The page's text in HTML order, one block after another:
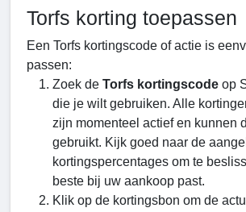
Torfs korting toepassen
Een Torfs kortingscode of actie is
passen:
Zoek de Torfs kortingscode op
die je wilt gebruiken. Alle
zijn momenteel actief en kunnen
gebruikt. Kijk goed naar de
kortingspercentages om te
beste bij uw aankoop past.
Klik op de kortingsbon om de